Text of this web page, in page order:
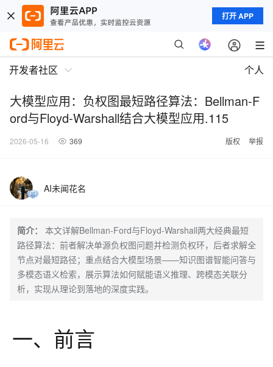
打开 APP
开发者社区 个人
大模型应用：负权图最短路径算法：Bellman-F
ord与Floyd-Warshall结合大模型应用.115
2026-05-16 369 版权 举报
AI未闻花名
简介：
本文详解Bellman-Ford与Floyd-Warshall两大经典最短
路径算法：前者解决单源负权图问题并检测负权环，后者求解全
节点对最短路径；重点结合大模型场景——知识图谱智能问答与
多模态语义检索，展示算法如何赋能语义推理、跨模态关联分
析，实现从理论到落地的深度实践。
一、前言